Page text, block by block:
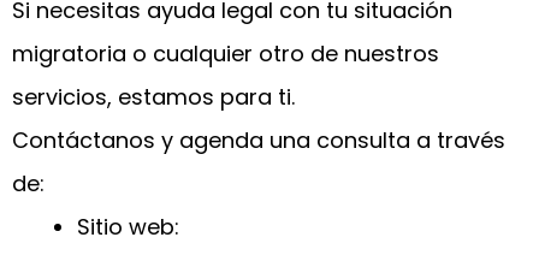
Si necesitas ayuda legal con tu situación
migratoria o cualquier otro de nuestros
servicios, estamos para ti.
Contáctanos y agenda una consulta a través
de:
Sitio web: